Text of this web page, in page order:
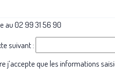
au 02 99 31 56 90
suivant :
j’accepte que les informations